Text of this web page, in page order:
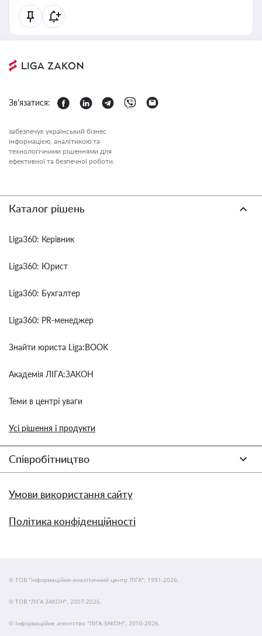
Зв'язатися:
забезпечує український бізнес
інформацією, аналітикою та
технологічними рішеннями для
ефективної та безпечної роботи.
Каталог рішень
Liga360: Керівник
Liga360: Юрист
Liga360: Бухгалтер
Liga360: PR-менеджер
Знайти юриста Liga:BOOK
Академія ЛІГА:ЗАКОН
Теми в центрі уваги
Усі рішення і продукти
Співробітництво
Умови використання сайту
Політика конфіденційності
© ТОВ "інформаційно-аналітичний центр ЛІГА", 1991-2026.
© ТОВ "ЛІГА ЗАКОН", 2007-2026.
© Інформаційне агентство "ЛІГА:ЗАКОН", 2010-2026.